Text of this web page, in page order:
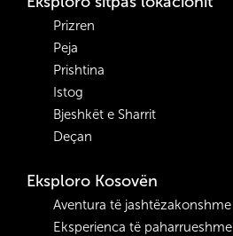
Prizren
Peja
Prishtina
Istog
Bjeshkët e Sharrit
Deçan
Eksploro Kosovën
Aventura të jashtëzakonshme
Eksperienca të paharrueshme